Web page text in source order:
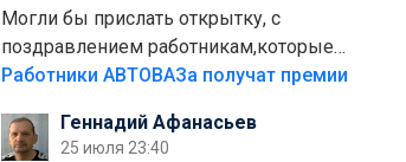
Могли бы прислать открытку, с
поздравлением работникам,которые
больше сорока лет отработали на
Работники АВТОВАЗа получат премии
Геннадий Афанасьев
25 июля 23:40